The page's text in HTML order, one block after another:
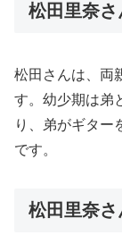
松田里奈さ
松田さんは、両
す。幼少期は弟
り、弟がギター
です。
松田里奈さ